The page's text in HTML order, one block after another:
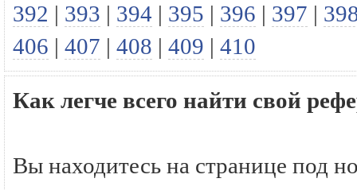
392 | 393 | 394 | 395 | 396 | 397 |
406 | 407 | 408 | 409 | 410
Как легче всего найти свой
Вы находитесь на странице под